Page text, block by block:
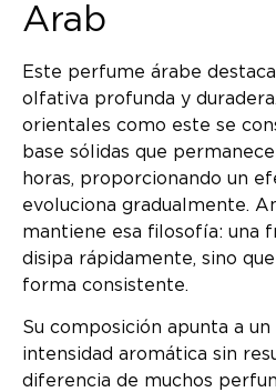
Arab
Este perfume árabe
olfativa profunda y
orientales como este se
base sólidas que
horas, proporcionando un
evoluciona gradualmente.
mantiene esa filosofía: una
disipa rápidamente, sino
forma consistente.
Su composición apunta a
intensidad aromática sin
diferencia de muchos